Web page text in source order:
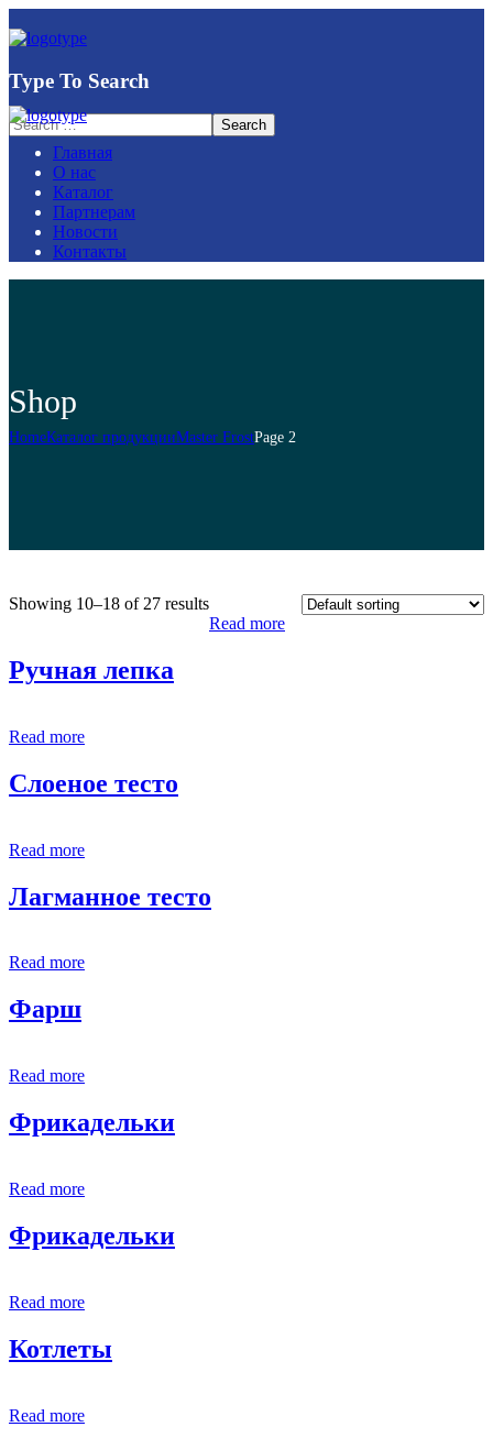
Type To Search
Главная
О нас
Каталог
Партнерам
Новости
Контакты
Shop
HomeКаталог продукцииMaster FrostPage 2
Showing 10–18 of 27 results
Read more
Ручная лепка
Read more
Слоеное тесто
Read more
Лагманное тесто
Read more
Фарш
Read more
Фрикадельки
Read more
Фрикадельки
Read more
Котлеты
Read more